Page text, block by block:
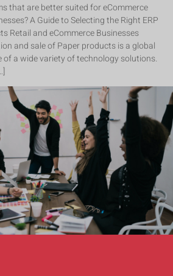
that are better suited for eCommerce
A Guide to Selecting the Right ERP
Retail and eCommerce Businesses
and sale of Paper products is a global
a wide variety of technology solutions.